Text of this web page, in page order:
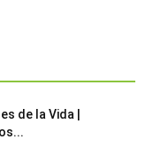
de la Vida |